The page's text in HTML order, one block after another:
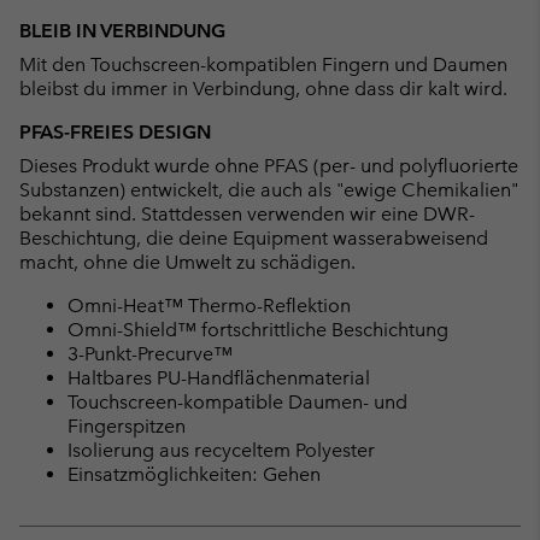
BLEIB IN VERBINDUNG
Mit den Touchscreen-kompatiblen Fingern und Daumen
bleibst du immer in Verbindung, ohne dass dir kalt wird.
PFAS-FREIES DESIGN
Dieses Produkt wurde ohne PFAS (per- und polyfluorierte
Substanzen) entwickelt, die auch als "ewige Chemikalien"
bekannt sind. Stattdessen verwenden wir eine DWR-
Beschichtung, die deine Equipment wasserabweisend
macht, ohne die Umwelt zu schädigen.
Omni-Heat™ Thermo-Reflektion
Omni-Shield™ fortschrittliche Beschichtung
3-Punkt-Precurve™
Haltbares PU-Handflächenmaterial
Touchscreen-kompatible Daumen- und
Fingerspitzen
Isolierung aus recyceltem Polyester
Einsatzmöglichkeiten: Gehen